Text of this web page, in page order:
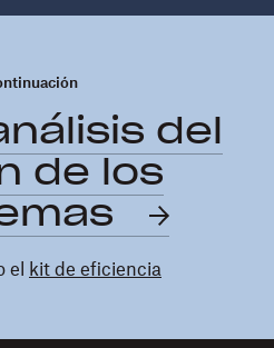
del
de los
el kit de eficiencia